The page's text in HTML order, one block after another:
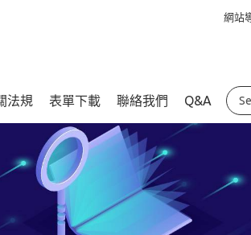
網站
法規 表單下載 聯絡我們 Q&A